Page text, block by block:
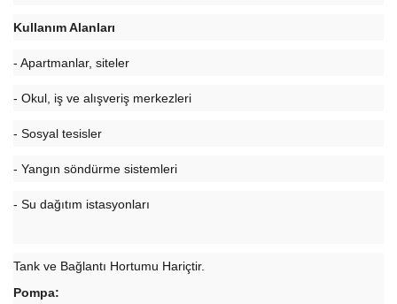
Kullanım Alanları
- Apartmanlar, siteler
- Okul, iş ve alışveriş merkezleri
- Sosyal tesisler
- Yangın söndürme sistemleri
- Su dağıtım istasyonları
Tank ve Bağlantı Hortumu Hariçtir.
Pompa: